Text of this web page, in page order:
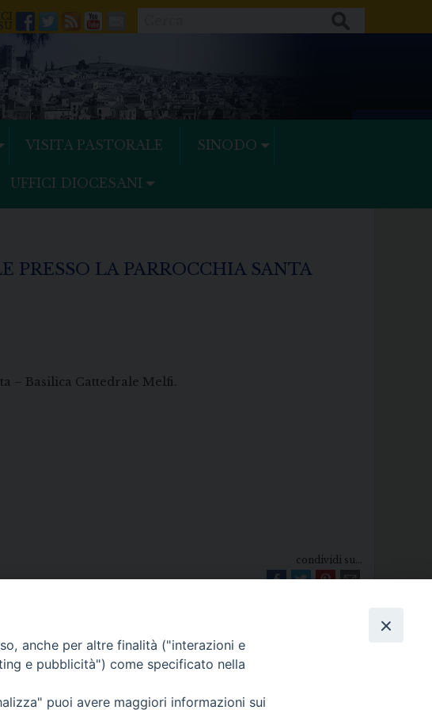
Facebook
Twitter
FeedsYoutube
Mail
VISITA PASTORALE SINODO
UFFICI DIOCESANI
LA PARROCCHIA SANTA
– Basilica Cattedrale Melfi.
condividi su...
anche per altre finalità ("interazioni e
e pubblicità") come specificato nella
puoi avere maggiori informazioni sui